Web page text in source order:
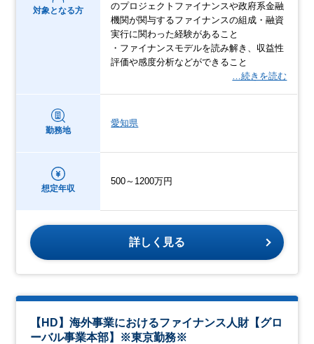
対象となる方
のプロジェクトファイナンスや政府系金融
機関が関与するファイナンスの組成・融資
実行に関わった経験があること
・ファイナンスモデルを読み解き、収益性
評価や感度分析などができること
…続きを読む
勤務地
愛知県
想定年収
500～1200万円
詳しく見る
【HD】海外事業におけるファイナンス人財【グロ
ーバル事業本部】※東京勤務※